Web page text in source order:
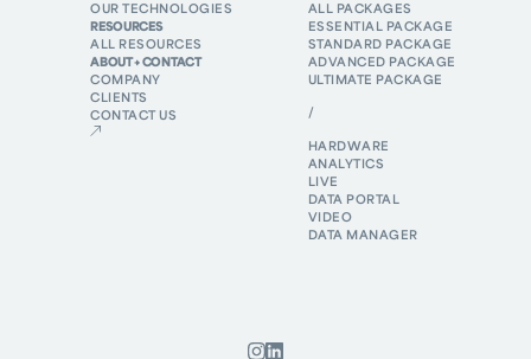
OUR TECHNOLOGIES
RESOURCES
ALL RESOURCES
ABOUT + CONTACT
COMPANY
CLIENTS
CONTACT US
ALL PACKAGES
ESSENTIAL PACKAGE
STANDARD PACKAGE
ADVANCED PACKAGE
ULTIMATE PACKAGE
/
HARDWARE
ANALYTICS
LIVE
DATA PORTAL
VIDEO
DATA MANAGER